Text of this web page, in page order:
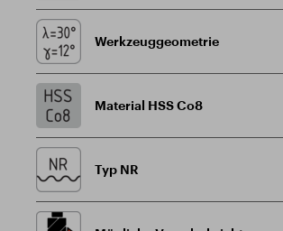
Werkzeuggeometrie
Material HSS Co8
Typ NR